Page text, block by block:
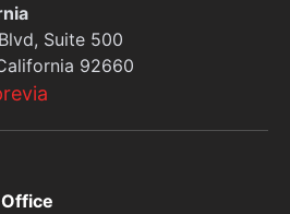
Suite 500
92660